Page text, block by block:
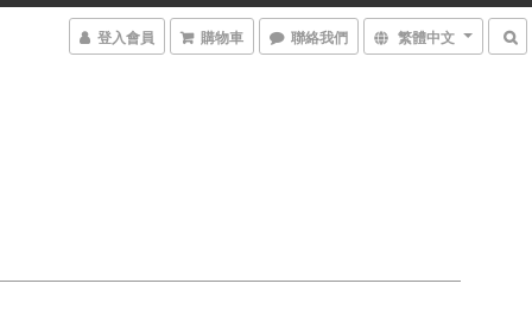
登入會員 購物車 聯絡我們 繁體中文